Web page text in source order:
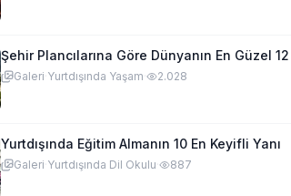
Şehir Plancılarına Göre Dünyanın En Güzel 12
Galeri Yurtdışında Yaşam 2.028
Yurtdışında Eğitim Almanın 10 En Keyifli Yanı
Galeri Yurtdışında Dil Okulu 887